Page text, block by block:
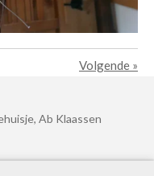
Volgende »
Ab Klaassen